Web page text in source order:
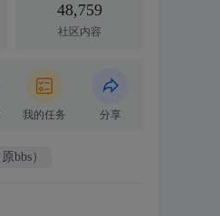
48,759
社区内容
我的任务 分享
bbs）